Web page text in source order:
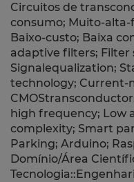
Circuitos de
consumo; Muito-
Baixo-custo; Baixa
adaptive filters;
Signalequalization;
technology; Current-
high frequency; Low
complexity; Smart
Parking; Arduino;
Domínio/Área